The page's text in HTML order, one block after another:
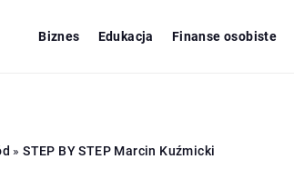
Biznes Edukacja Finanse osobiste
»STEP BY STEP Marcin Kuźmicki